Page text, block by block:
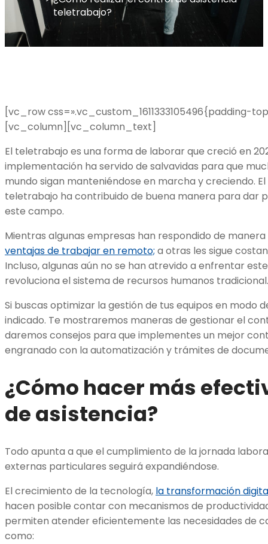
teletrabajo?
[vc_row css=».vc_custom_1611333105496{padding-
[vc_column][vc_column_text]
El teletrabajo es una forma de laborar que creció en
implementación ha servido de salvavidas para que
mundo sigan manteniéndose en marcha y creciendo. El
teletrabajo ha contribuido de buena manera para dar
este campo.
Mientras algunas empresas han respondido de
ventajas de trabajar en remoto; a otras les sigue
Incluso, algunas aún no se han atrevido a enfrentar
revoluciona elsistema de recursos humanos tradicional.
Si buscas optimizar la gestión de tus equipos en modo
indicado. Te mostraremos maneras de gestionar el
daremos consejos para que implementes un mejor
engranado con la automatización y trámites de
¿Cómo hacer más
de asistencia?
Todo apunta a que el cumplimiento de la jornada
externas particulares seguirá expandiéndose.
El crecimiento de la tecnología, la transformación
hacen posible contar con mecanismos de
permiten atender eficientemente las necesidades de
como: